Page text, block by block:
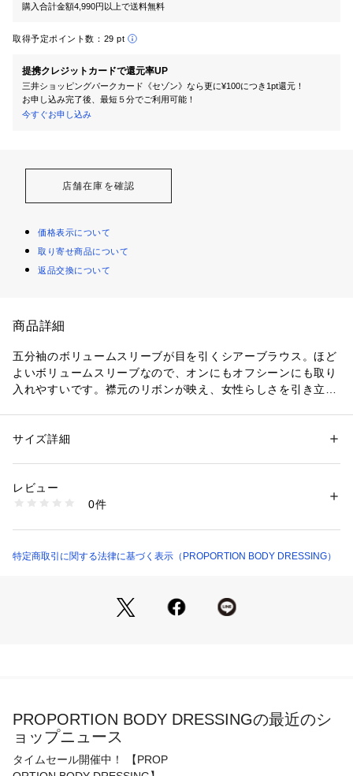
購入合計金額4,990円以上で送料無料
取得予定ポイント数： 29 pt
提携クレジットカードで還元率UP
三井ショッピングパークカード《セゾン》なら更に¥100につき1pt還元！
お申し込み完了後、最短５分でご利用可能！
今すぐお申し込み
店舗在庫を確認
価格表示について
取り寄せ商品について
返品交換について
商品詳細
五分袖のボリュームスリーブが目を引くシアーブラウス。ほど
よいボリュームスリーブなので、オンにもオフシーンにも取り
入れやすいです。襟元のリボンが映え、女性らしさを引き立て
＜素材＞
＜詳細＞
仕様・開閉なし
生地の厚さ・薄手
味と異なって見えることがございます。色味は、商品単体の画
像をご参照ください。
性別：レディース
素材：再生繊維 （セルロース） 67% ポリエステル 33%（別布部分）ポ
生産国：中国製
洗濯：40℃非常に弱い 酸素系漂白○ アイロン150℃ ドライ弱い タンブル
※詳しい洗濯方法については、商品の品質表示タグをご覧ください
1216110300 （ショップ）
サイズ詳細
レビュー
0件
特定商取引に関する法律に基づく表示（PROPORTION BODY DRESSING）
PROPORTION BODY DRESSINGの最近のシ
ョップニュース
タイムセール開催中！ 【PROP